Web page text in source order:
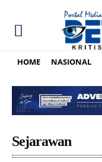
HOME NASIONAL
Sejarawan